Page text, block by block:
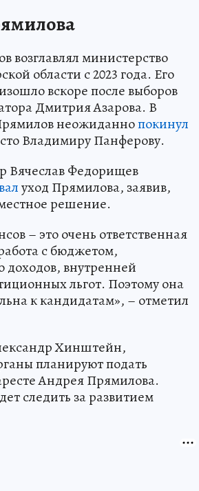
возглавлял министерство
области с 2023 года. Его
вскоре после выборов
Дмитрия Азарова. В
неожиданнопокинул
Владимиру Панферову.
Вячеслав Федорищев
уход Прямилова, заявив,
решение.
– это очень ответственная
с бюджетом,
доходов, внутренней
льгот. Поэтому она
к кандидатам», – отметил
Хинштейн,
планируют подать
Андрея Прямилова.
следить за развитием